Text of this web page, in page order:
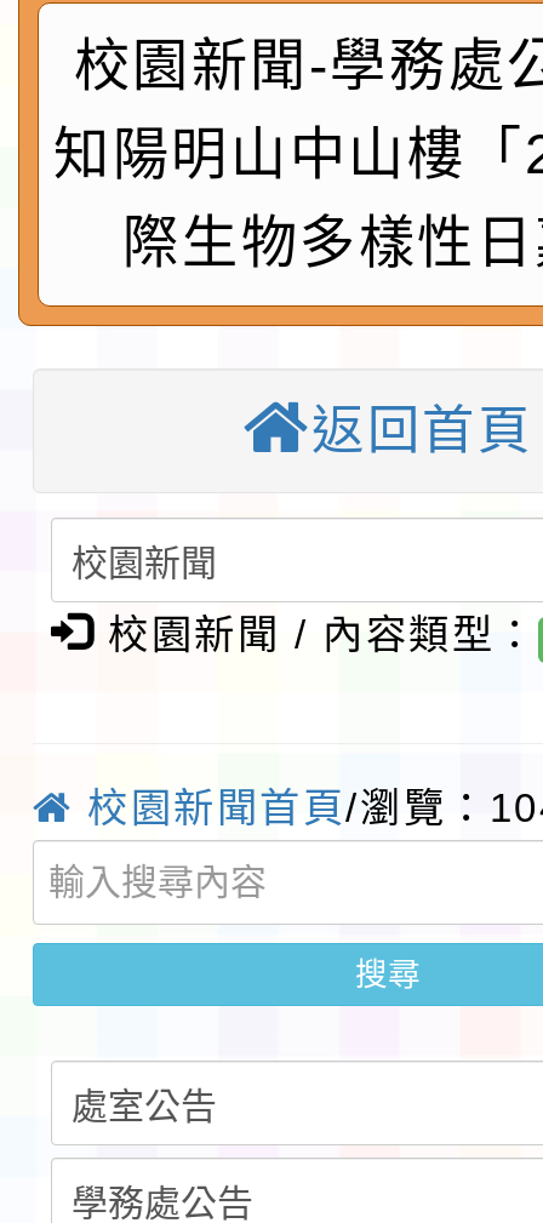
會
地景藝術節教師研習
115年8月22日(星期六
桃園市孔廟祈福系列
開 智慧啟航」
「2026桃園藝術巡演
轉知國立東華大學辦理
共學行動站」第二階段
習海報及各區簡章
教育部校安中心白海豚
淨零綠領人才培育課程
116學年度國民中學各
生入學前鑑定事宜
轉知台灣武術協會檢送
月29日中正盃決賽暨國
「抗生素聰明用，防疫
115年8月22日(星期六
桃園市孔廟祈福系列
開 智慧啟航」
「2026桃園藝術巡演
轉知國立東華大學辦理
共學行動站」第二階段
習海報及各區簡章
教育部校安中心白海豚
報
淨零綠領人才培育課程
校園新聞-學務處
知陽明山中山樓
際生物多樣性
返回首頁
校園新聞 / 內容類型：
校園新聞首頁/瀏覽：
搜尋